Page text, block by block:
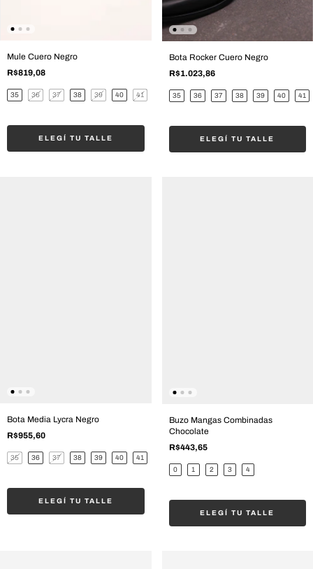
Mule Cuero Negro
R$819,08
35 36 37 38 39 40 41
ELEGÍ TU TALLE
Bota Rocker Cuero Negro
R$1.023,86
35 36 37 38 39 40 41
ELEGÍ TU TALLE
Bota Media Lycra Negro
R$955,60
35 36 37 38 39 40 41
ELEGÍ TU TALLE
Buzo Mangas Combinadas
Chocolate
R$443,65
0 1 2 3 4
ELEGÍ TU TALLE